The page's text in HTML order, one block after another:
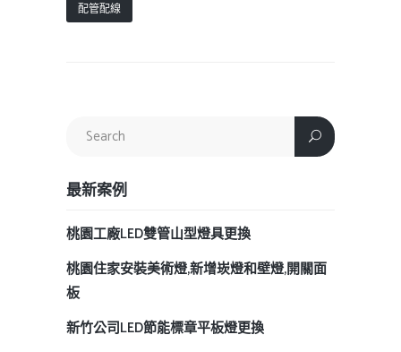
配管配線
最新案例
桃園工廠LED雙管山型燈具更換
桃園住家安裝美術燈,新增崁燈和壁燈,開關面
板
新竹公司LED節能標章平板燈更換